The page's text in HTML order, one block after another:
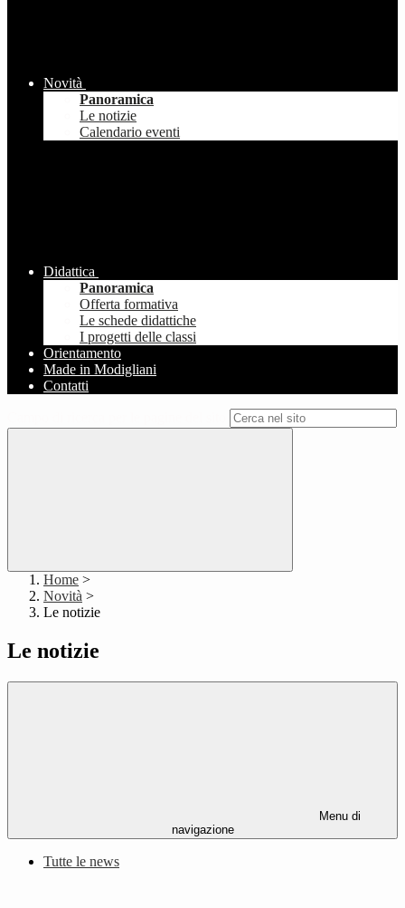
Novità
Panoramica
Le notizie
Calendario eventi
Didattica
Panoramica
Offerta formativa
Le schede didattiche
I progetti delle classi
Orientamento
Made in Modigliani
Contatti
Home >
Novità >
Le notizie
Le notizie
Menu di
navigazione
Tutte le news